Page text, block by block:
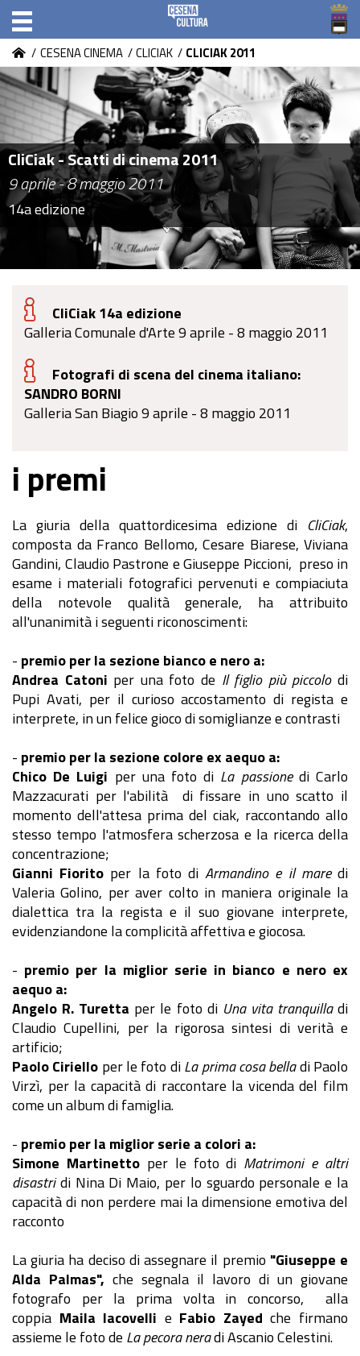
/ CESENA CINEMA /CLICIAK / CLICIAK 2011
CliCiak - Scatti di cinema 2011
9 aprile - 8 maggio 2011
14a edizione
i premi
La giuria della quattordicesima edizione di CliCiak,
composta da Franco Bellomo, Cesare Biarese, Viviana
Gandini, Claudio Pastrone e Giuseppe Piccioni, preso in
esame i materiali fotografici pervenuti e compiaciuta
della notevole qualità generale, ha attribuito
all'unanimità i seguenti riconoscimenti:
- premio per la sezione bianco e nero a:
Andrea Catoni per una foto de Il figlio più piccolodi
Pupi Avati, per il curioso accostamento di regista e
interprete, in un felice gioco di somiglianze e contrasti
- premio per la sezione colore ex aequo a:
Chico De Luigi per una foto di La passionedi Carlo
Mazzacurati per l'abilità di fissare in uno scatto il
momento dell'attesa prima del ciak, raccontando allo
stesso tempo l'atmosfera scherzosa e la ricerca della
concentrazione;
Gianni Fiorito per la foto diArmandino e il maredi
Valeria Golino, per aver colto in maniera originale la
dialettica tra la regista e il suo giovane interprete,
evidenziandone la complicità affettiva e giocosa.
- premio per la miglior serie in bianco e nero ex
aequo a:
Angelo R. Turetta per le foto di Una vita tranquilladi
Claudio Cupellini, per la rigorosa sintesi di verità e
artificio;
Paolo Ciriello per le foto diLa prima cosa belladi Paolo
Virzì, per la capacità di raccontare la vicenda del film
come un album di famiglia.
- premio per la miglior serie a colori a:
Simone Martinettoper le foto di Matrimoni e altri
disastridi Nina Di Maio, per lo sguardo personale e la
capacità di non perdere mai la dimensione emotiva del
racconto
La giuria ha deciso di assegnare il premio "Giuseppe e
Alda Palmas", che segnala il lavoro di un giovane
fotografo per la prima volta in concorso, alla
coppia Maila Iacovelli e Fabio Zayed che firmano
assieme le foto de La pecora neradi Ascanio Celestini.
CliCiak 14a edizione
Galleria Comunale d'Arte 9 aprile - 8 maggio 2011
Fotografi di scena del cinema italiano:
SANDRO BORNI
Galleria San Biagio 9 aprile - 8 maggio 2011